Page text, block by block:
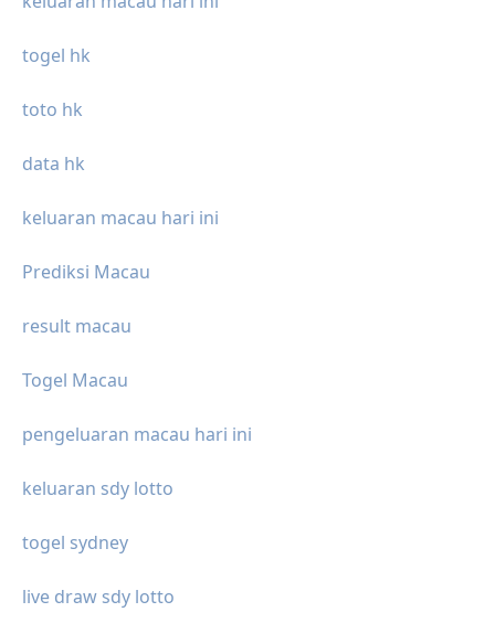
togel hk
toto hk
data hk
keluaran macau hari ini
Prediksi Macau
result macau
Togel Macau
pengeluaran macau hari ini
keluaran sdy lotto
togel sydney
live draw sdy lotto